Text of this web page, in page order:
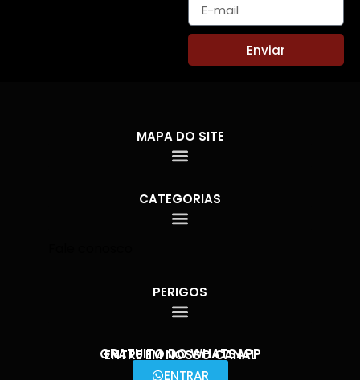
Enviar
MAPA DO SITE
CATEGORIAS
PERIGOS
ENTRE EM NOSSO CANAL
GRATUITO DO WHATSAPP
ENTRAR